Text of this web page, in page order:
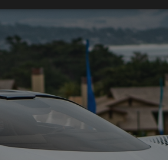
website mogelijk, zoals gebruikersaanmelding en
de strikt noodzakelijke cookies.
cookie wordt gebruikt door de CloudFlare-service om
webverkeer te identificeren en alle
op basis van het IP-adres van de
Het is essentieel voor het ondersteunen van de
van een website functies en in het bieden van
tegen kwaadaardige bezoekers.